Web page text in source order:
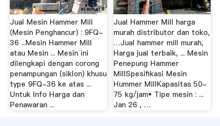
Jual Mesin Hammer Mill
(Mesin Penghancur) : 9FQ-
36 ...Mesin Hammer Mill
atau Mesin ... Mesin ini
dilengkapi dengan corong
penampungan (siklon) khusu
type 9FQ-36 ke atas ...
Untuk Info Harga dan
Penawaran ...
Jual Hammer Mill harga
murah distributor dan toko,
…Jual hammer mill murah,
Harga jual terbaik, ... Mesin
Penepung Hammer
MillSpesifikasi Mesin
Hummer MillKapasitas 50-
75 kg/jam• Tipe mesin : ...
Jan 26 , …